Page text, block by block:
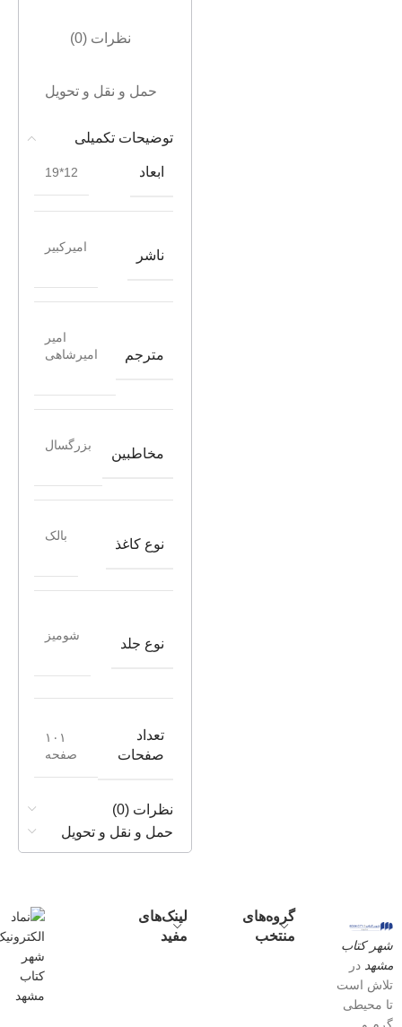
نظرات (0)
حمل و نقل و تحویل
توضیحات تکمیلی
ابعاد 12*19
ناشر
امیرکبیر
مترجم
امیر
امیرشاهی
مخاطبین
بزرگسال
نوع کاغذ
بالک
نوع جلد
شومیز
تعداد
صفحات
۱۰۱
صفحه
نظرات (0)
حمل و نقل و تحویل
شهر کتاب
مشهد در
تلاش است
تا محیطی
گروه‌های
منتخب
لینک‌های
مفید